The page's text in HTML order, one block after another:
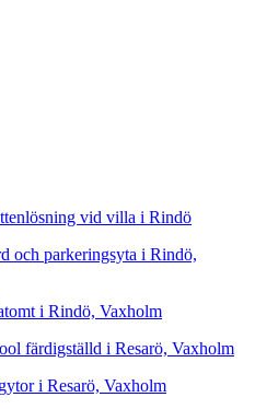
vid villa i Rindö
och parkeringsyta i Rindö,
i Rindö, Vaxholm
färdigställd i Resarö, Vaxholm
i Resarö, Vaxholm